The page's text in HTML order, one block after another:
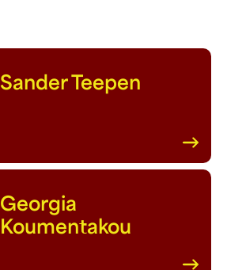
Sander Teepen
Georgia
Koumentakou